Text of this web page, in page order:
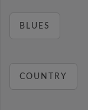
BLUES
COUNTRY